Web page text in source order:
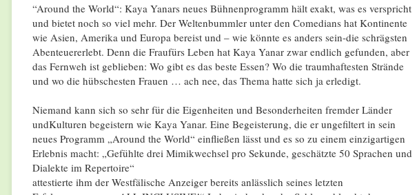
“Around the World“: Kaya Yanars neues Bühnenprogramm hält exakt, was es verspricht
und bietet noch so viel mehr. Der Weltenbummler unter den Comedians hat Kontinente
wie Asien, Amerika und Europa bereist und – wie könnte es anders sein-die schrägsten
Abenteuererlebt. Denn die Fraufürs Leben hat Kaya Yanar zwar endlich gefunden, aber
das Fernweh ist geblieben: Wo gibt es das beste Essen? Wo die traumhaftesten Strände
und wo die hübschesten Frauen … ach nee, das Thema hatte sich ja erledigt.
Niemand kann sich so sehr für die Eigenheiten und Besonderheiten fremder Länder
undKulturen begeistern wie Kaya Yanar. Eine Begeisterung, die er ungefiltert in sein
neues Programm „Around the World“ einfließen lässt und es so zu einem einzigartigen
Erlebnis macht: „Gefühlte drei Mimikwechsel pro Sekunde, geschätzte 50 Sprachen und
Dialekte im Repertoire“
attestierte ihm der Westfälische Anzeiger bereits anlässlich seines letzten